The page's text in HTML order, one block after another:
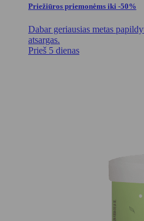
Priežiūros priemonėms iki -50%
Dabar geriausias metas
atsargas.
Prieš 5 dienas